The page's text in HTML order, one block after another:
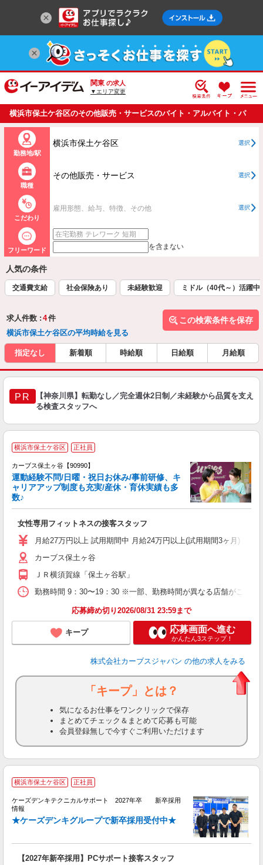
関東 の求人
▼エリア変更
横浜市保土ケ谷区のその他販売・サービスのバイト・アルバイト・パ
ートの求人情報一覧
勤務地/駅
横浜市保土ケ谷区 選択
職種
その他販売・サービス 選択
こだわり
雇用形態、給与、特徴、その他 選択
フリーワード を含まない
人気の条件
交通費支給 社会保険あり 未経験歓迎 ミドル（40代～）活躍中
求人件数 : 4件
横浜市保土ケ谷区の平均時給を見る
この検索条件を保存
指定なし 新着順 時給順 日給順 月給順
PR
【神奈川県】転勤なし／完全週休2日制／未経験から品質を支え
る検査スタッフへ
横浜市保土ケ谷区 正社員
カーブス保土ヶ谷【90990】
運動経験不問/日曜・祝日お休み/事前研修、キ
ャリアアップ制度も充実/産休・育休実績も多
数♪
女性専用フィットネスの接客スタッフ
月給27万円以上 試用期間中 月給24万円以上(試用期間3ヶ月)
カーブス保土ヶ谷
ＪＲ横須賀線「保土ヶ谷駅」
勤務時間 9：30〜19：30 ※一部、勤務時間が異なる店舗がござい
応募締め切り2026/08/31 23:59まで
キープ 応募画面へ進む
かんたん3ステップ！
株式会社カーブスジャパン の他の求人をみる
「キープ」とは？
気になるお仕事をワンクリックで保存
まとめてチェック＆まとめて応募も可能
会員登録無しで今すぐご利用いただけます
横浜市保土ケ谷区 正社員
ケーズデンキテクニカルサポート 2027年卒 新卒採用
情報
★ケーズデンキグループで新卒採用受付中★
【2027年新卒採用】PCサポート接客スタッフ